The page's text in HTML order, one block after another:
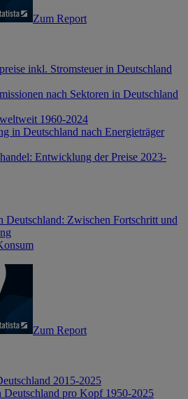
Zum Report
inkl. Stromsteuer in Deutschland
nach Sektoren in Deutschland
1960-2024
in Deutschland nach Energieträger
Entwicklung der Preise 2023-
Deutschland: Zwischen Fortschritt und
Zum Report
2015-2025
Deutschland pro Kopf 1950-2025